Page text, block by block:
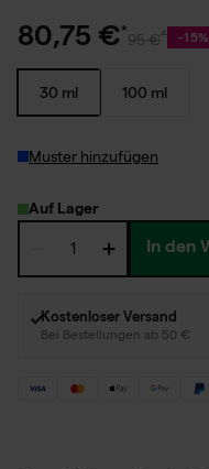
80,75 € 95 € -15%
30 ml 100 ml
Muster hinzufügen
Auf Lager
In den
Kostenloser Versand
Bei Bestellungen ab 50 €